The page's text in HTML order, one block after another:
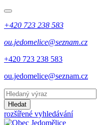
+420 723 238 583
ou.jedomelice@seznam.cz
+420 723 238 583
ou.jedomelice@seznam.cz
Hledat
rozšířené vyhledávání